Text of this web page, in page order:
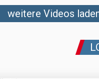
weitere Videos